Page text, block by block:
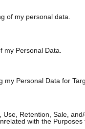
of my personal data.
my Personal Data.
my Personal Data for
Retention, Sale,
with the Purposes
mezzo pubblico. Le
svolgere qualsiasi
permetteranno di
però, potrebbe
modo dettagliato e
spostamenti
di rispondere